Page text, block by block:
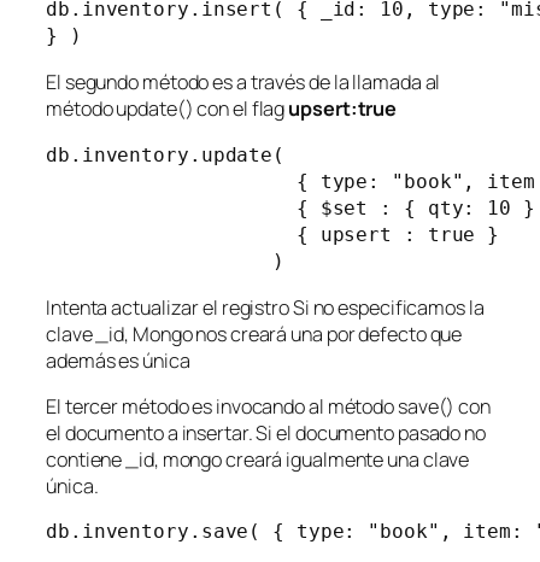
db.inventory.insert( { _id: 10, type:
} )
El segundo método es a través de la llamada al
método update() con el flagupsert:true
db.inventory.update(
{ type: "book",
{ $set : { qty: 10 }
                     { upsert : true }
                   )
Intenta actualizar el registro Si no especificamos la
clave _id, Mongo nos creará una por defecto que
además es única
El tercer método es invocando al método save() con
el documento a insertar. Si el documento pasado no
contiene _id, mongo creará igualmente una clave
única.
db.inventory.save( { type: "book",